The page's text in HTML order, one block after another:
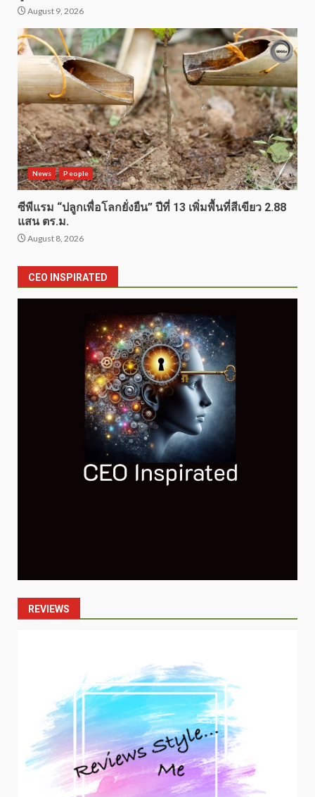
August 9, 2026
News People
ซีพีแรม “ปลูกเพื่อโลกยั่งยืน” ปีที่ 13 เพิ่มพื้นที่สีเขียว 2.88
แสน ตร.ม.
August 8, 2026
CEO INSPIRATED
REVIEWS